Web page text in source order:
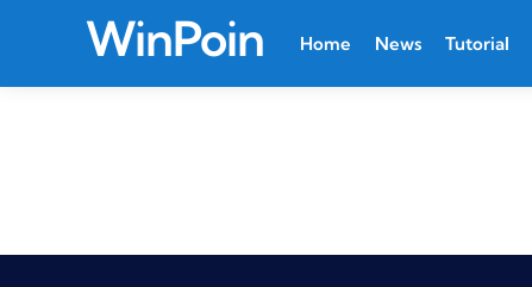
WinPoin Home News Tutorial